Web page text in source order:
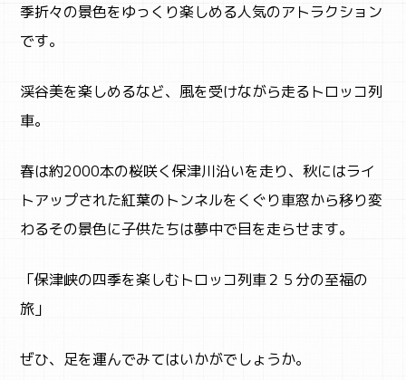
まなびちって？
ABOUT
季折々の景色をゆっくり楽しめる人気のアトラクション
です。
渓谷美を楽しめるなど、風を受けながら走るトロッコ列
車。
春は約2000本の桜咲く保津川沿いを走り、秋にはライ
トアップされた紅葉のトンネルをくぐり車窓から移り変
わるその景色に子供たちは夢中で目を走らせます。
「保津峡の四季を楽しむトロッコ列車２５分の至福の
旅」
ぜひ、足を運んでみてはいかがでしょうか。